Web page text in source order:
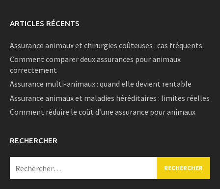
ARTICLES RÉCENTS
Assurance animaux et chirurgies coûteuses : cas fréquents
Comment comparer deux assurances pour animaux
correctement
Assurance multi-animaux : quand elle devient rentable
Assurance animaux et maladies héréditaires : limites réelles
Comment réduire le coût d’une assurance pour animaux
RECHERCHER